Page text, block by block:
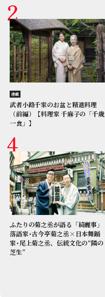
連載
武者小路千家のお盆と精進料理
（前編）【料理家 千麻子の「千歳
一食」】
ふたりの菊之丞が語る「綺麗事」
落語家･古今亭菊之丞×日本舞踊
家･尾上菊之丞、伝統文化の“隣の
芝生”